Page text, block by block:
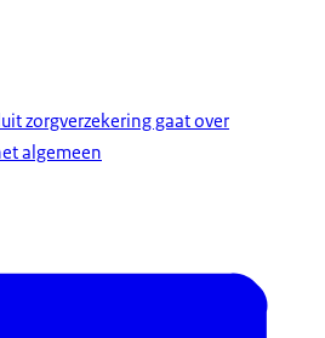
zorgverzekering gaat over
algemeen